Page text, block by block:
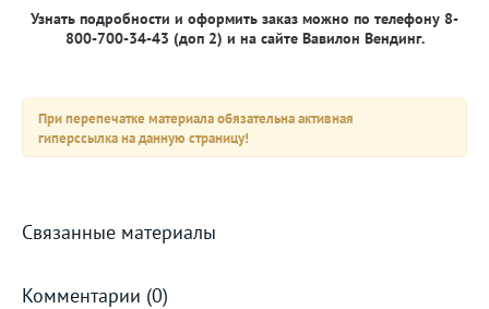
Узнать подробности и офoрмить заказ можно по телефону 8-
800-700-34-43 (доп 2) и на сайте Вавилон Вендинг.
При перепечатке материала обязательна активная
гиперссылка на данную страницу!
Связанные материалы
Комментарии (0)